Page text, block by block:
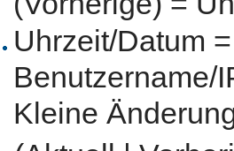
Uhrzeit/Datum
Benutzername/
Kleine